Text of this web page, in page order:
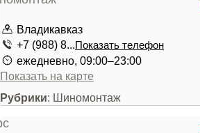
Владикавказ
+7 (988) 8...Показать телефон
ежедневно, 09:00–23:00
Показать на карте
Рубрики: Шиномонтаж